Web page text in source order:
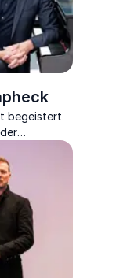
begeistert
Die
erleben